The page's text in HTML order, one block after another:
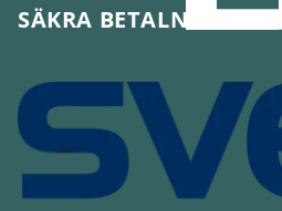
SÄKRA BETALNINGAR